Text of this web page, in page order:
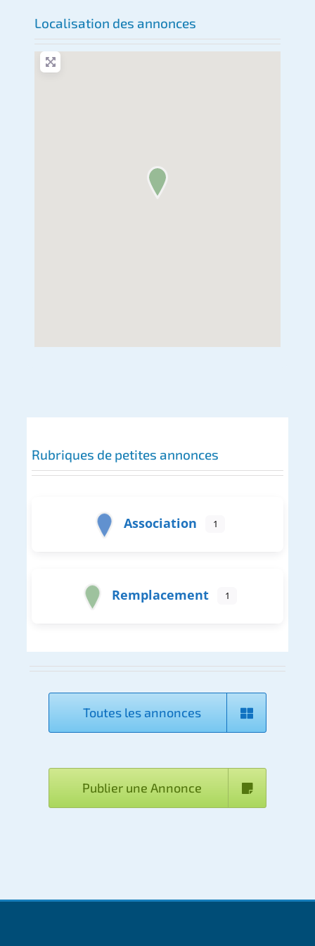
Localisation des annonces
Rubriques de petites annonces
Association 1
Remplacement 1
Toutes les annonces
Publier une Annonce